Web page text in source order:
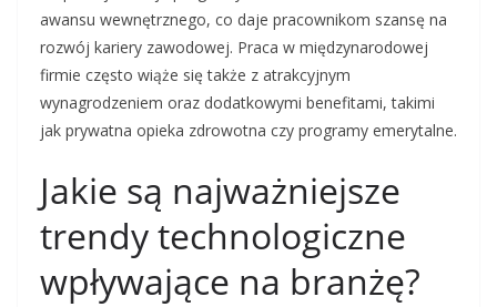
awansu wewnętrznego, co daje pracownikom szansę na
rozwój kariery zawodowej. Praca w międzynarodowej
firmie często wiąże się także z atrakcyjnym
wynagrodzeniem oraz dodatkowymi benefitami, takimi
jak prywatna opieka zdrowotna czy programy emerytalne.
Jakie są najważniejsze
trendy technologiczne
wpływające na branżę?